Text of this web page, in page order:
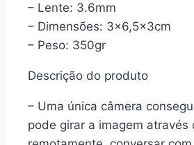
– Lente: 3.6mm
– Dimensões: 3×6,5x3cm
– Peso: 350gr
Descrição do produto
– Uma única câmera
pode girar a imagem